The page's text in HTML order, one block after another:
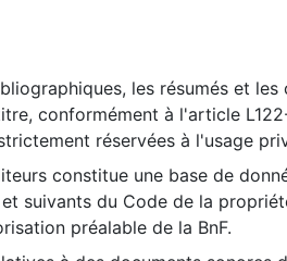
les résumés et
conformément à l'article
réservées à l'usage
constitue une base de
suivants du Code de la
préalable de la BnF.